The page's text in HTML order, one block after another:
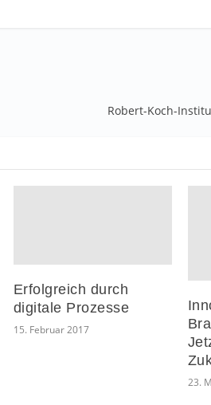
Robert-Koch-
Erfolgreich durch
digitale Prozesse
15. Februar 2017
23.